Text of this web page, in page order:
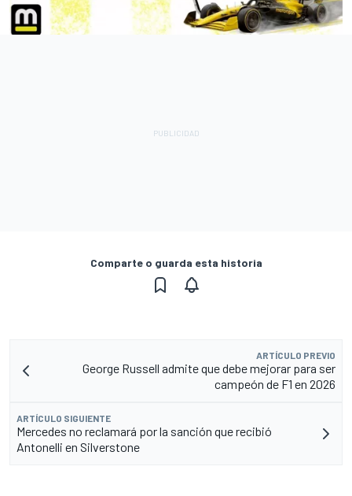
Comparte o guarda esta historia
ARTÍCULO PREVIO
George Russell admite que debe mejorar para ser
campeón de F1 en 2026
ARTÍCULO SIGUIENTE
Mercedes no reclamará por la sanción que recibió
Antonelli en Silverstone